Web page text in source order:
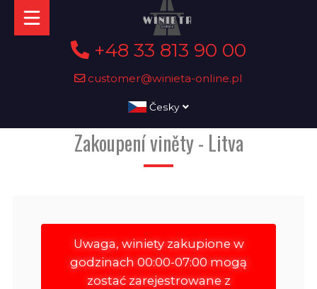
+48 33 813 90 00
customer@winieta-online.pl
Česky
Zakoupení viněty - Litva
Uwaga, winiety zakupione w
godzinach 00:00-07:00 mogą
zostać zarejestrowane z